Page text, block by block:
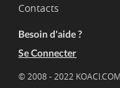
Contacts
Besoin d'aide ?
Se Connecter
© 2008 - 2022 KOACI.COM